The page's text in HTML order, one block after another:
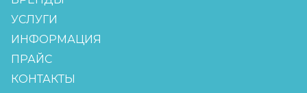
УСЛУГИ
ИНФОРМАЦИЯ
ПРАЙС
КОНТАКТЫ